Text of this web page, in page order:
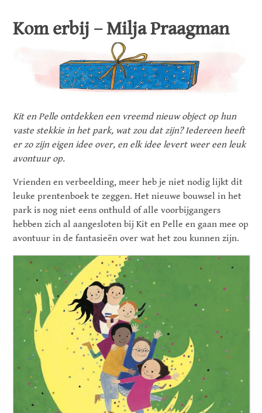
Kom erbij – Milja Praagman
Kit en Pelle ontdekken een vreemd nieuw object op hun
vaste stekkie in het park, wat zou dat zijn? Iedereen heeft
er zo zijn eigen idee over, en elk idee levert weer een leuk
avontuur op.
Vrienden en verbeelding, meer heb je niet nodig lijkt dit
leuke prentenboek te zeggen. Het nieuwe bouwsel in het
park is nog niet eens onthuld of alle voorbijgangers
hebben zich al aangesloten bij Kit en Pelle en gaan mee op
avontuur in defantasieënover wat het zou kunnen zijn.